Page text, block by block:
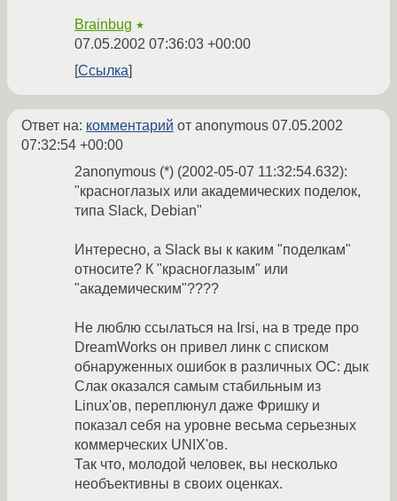
Brainbug ★
07.05.2002 07:36:03 +00:00
Ссылка
Ответ на: комментарий от anonymous 07.05.2002
07:32:54 +00:00
2anonymous (*) (2002-05-07 11:32:54.632):
"красноглазых или академических поделок,
типа Slack, Debian"
Интересно, а Slack вы к каким "поделкам"
относите? К "красноглазым" или
"академическим"????
Не люблю ссылаться на Irsi, на в треде про
DreamWorks он привел линк с списком
обнаруженных ошибок в различных ОС: дык
Слак оказался самым стабильным из
Linux'ов, переплюнул даже Фришку и
показал себя на уровне весьма серьезных
коммерческих UNIX'ов.
Так что, молодой человек, вы несколько
необъективны в своих оценках.